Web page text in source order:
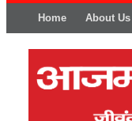
Home About Us